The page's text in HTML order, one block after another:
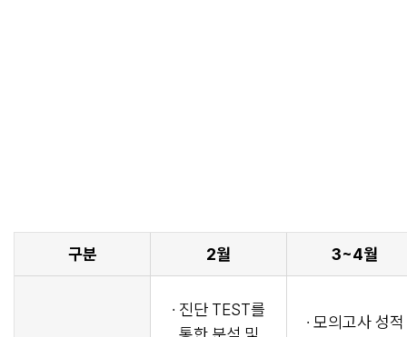
구분 2월 3~4월
· 진단 TEST를
· 모의고사 성적